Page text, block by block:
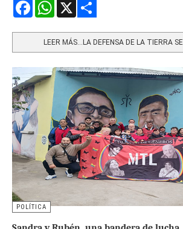
FacebookWhatsApp
LEER MÁS…LA DEFENSA DE LA TIERRA
POLÍTICA